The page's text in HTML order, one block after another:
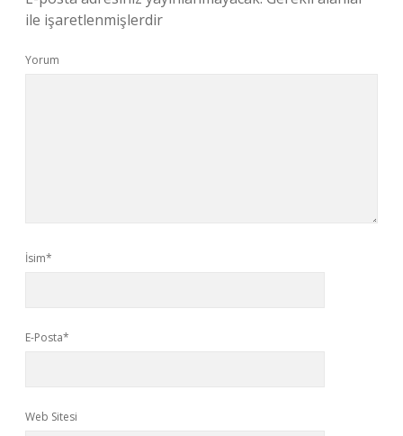
ile işaretlenmişlerdir
Yorum
İsim*
E-Posta*
Web Sitesi